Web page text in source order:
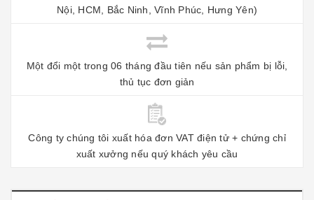
Nội, HCM, Bắc Ninh, Vĩnh Phúc, Hưng Yên)
Một đổi một trong 06 tháng đầu tiên nếu sản phẩm bị lỗi,
thủ tục đơn giản
Công ty chúng tôi xuất hóa đơn VAT điện tử + chứng chỉ
xuất xưởng nếu quý khách yêu cầu